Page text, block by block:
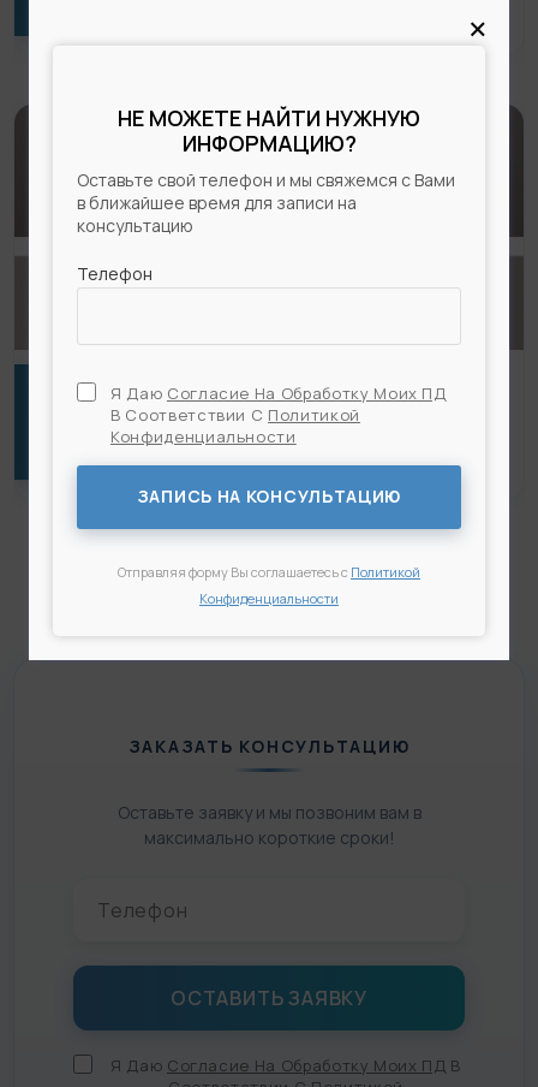
ЛИФТИНГ МЕНДЕЛЬСОНА — СПЕЙСЛИФТИНГ
ЗАКАЗАТЬ КОНСУЛЬТАЦИЮ
Оставьте заявку и мы позвоним вам в
максимально короткие сроки!
Я Даю Согласие На Обработку Моих ПД В
×
НЕ МОЖЕТЕ НАЙТИ НУЖНУЮ
ИНФОРМАЦИЮ?
Оставьте свой телефон и мы свяжемся с Вами
в ближайшее время для записи на
консультацию
Телефон
Я Даю Согласие На Обработку Моих ПД
В Соответствии С Политикой
Конфиденциальности
ЗАПИСЬ НА КОНСУЛЬТАЦИЮ
Отправляя форму Вы соглашаетесь с Политикой
Конфиденциальности